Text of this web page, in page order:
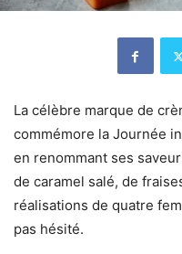
La célèbre marque de
commémore la Journée
en renommant ses
de caramel salé, de
réalisations de quatre
pas hésité.